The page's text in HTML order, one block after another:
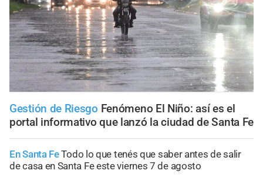
Gestión de Riesgo Fenómeno El Niño: así es el
portal informativo que lanzó la ciudad de Santa Fe
En Santa FeTodo lo que tenés que saber antes de salir
de casa en Santa Fe este viernes 7 de agosto